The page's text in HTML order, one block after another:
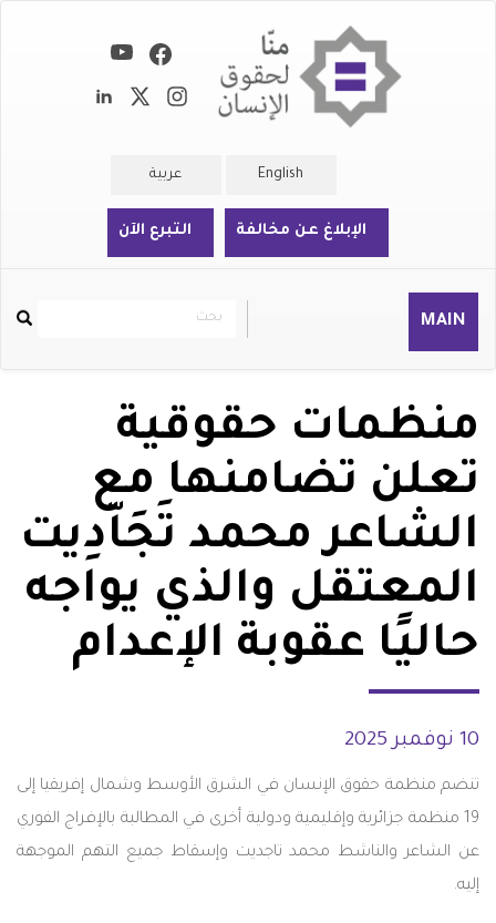
English عربية
الإبلاغ عن مخالفة التبرع الآن
MAIN
Rechercher
بحث
منظمات حقوقية
تعلن تضامنها مع
الشاعر محمد تَجَاّدِيت
المعتقل والذي يواجه
حاليًا عقوبة الإعدام
10 نوفمبر 2025
تنضم منظمة حقوق الإنسان في الشرق الأوسط وشمال إفريقيا إلى
19 منظمة جزائرية وإقليمية ودولية أخرى في المطالبة بالإفراج الفوري
عن الشاعر والناشط محمد تاجديت وإسقاط جميع التهم الموجهة
إليه.